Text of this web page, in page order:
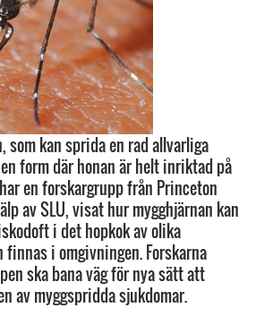
som kan sprida en rad allvarliga
form där honan är helt inriktad på
en forskargrupp från Princeton
av SLU, visat hur mygghjärnan kan
i det hopkok av olika
i omgivningen. Forskarna
ska bana väg för nya sätt att
av myggspridda sjukdomar.